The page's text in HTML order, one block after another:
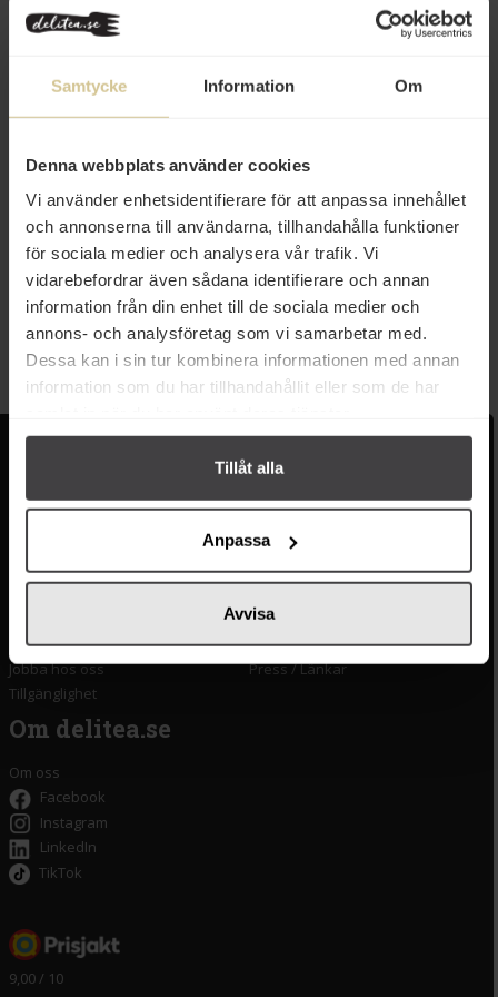
Samtycke Information Om
Denna webbplats använder cookies
Vi använder enhetsidentifierare för att anpassa innehållet
och annonserna till användarna, tillhandahålla funktioner
för sociala medier och analysera vår trafik. Vi
vidarebefordrar även sådana identifierare och annan
information från din enhet till de sociala medier och
annons- och analysföretag som vi samarbetar med.
Dessa kan i sin tur kombinera informationen med annan
information som du har tillhandahållit eller som de har
Tillåt alla
Anpassa
Avvisa
46 kr
Törsjöväxt Ekologiskt Havreris
950g
Köp
Kontakta oss
Betalning
Cookieinställningar
Jobba hos oss
Tillgänglighet
Populära länkar
Monin
Pasta
Olivolja
Oliver
Pistagekräm
Press/Länkar
Om delitea.se
Om oss
Facebook
Instagram
LinkedIn
TikTok
9,00 / 10